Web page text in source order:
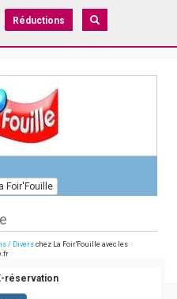
Réductions
Foir'Fouille
/ Divers chez La Foir'Fouille avec les
réservation